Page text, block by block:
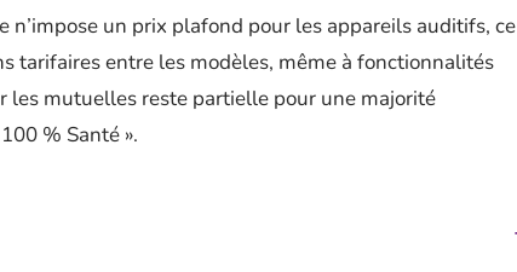
un prix plafond pour les appareils auditifs, ce
tarifaires entre les modèles, même à fonctionnalités
les mutuelles reste partielle pour une majorité
% Santé ».